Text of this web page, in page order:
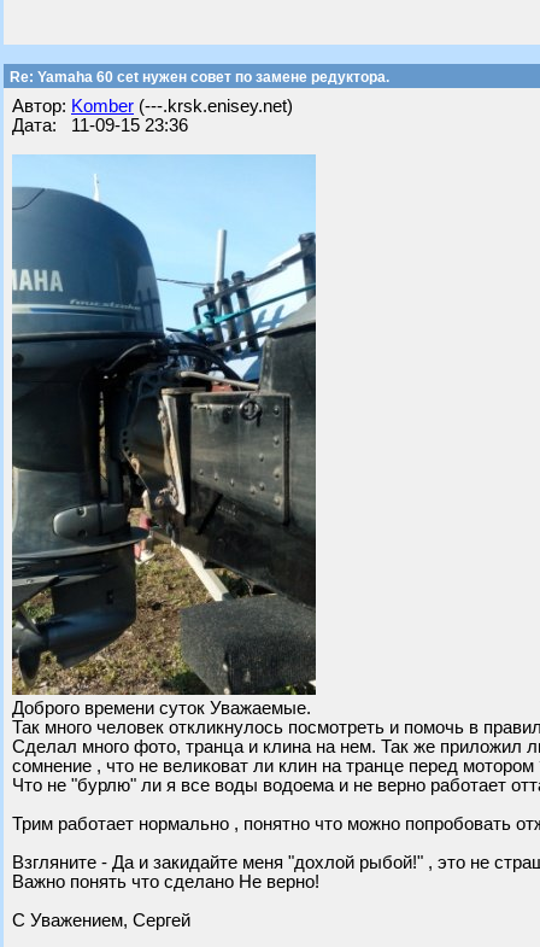
Re: Yamaha 60 cet нужен совет по замене редуктора.
Автор: Komber (---.krsk.enisey.net)
Дата: 11-09-15 23:36
Доброго времени суток Уважаемые.
Так много человек откликнулось посмотреть и помочь в
Сделал много фото, транца и клина на нем. Так же приложил
сомнение , что не великоват ли клин на транце перед мотором
Что не "бурлю" ли я все воды водоема и не верно работает
Трим работает нормально , понятно что можно попробовать
Взгляните - Да и закидайте меня "дохлой рыбой!" , это не
Важно понять что сделано Не верно!
С Уважением, Сергей